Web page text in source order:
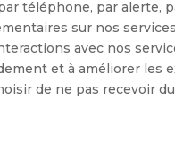
téléphone, par alerte,
sur nos
avec nos
et à améliorer les
de ne pas recevoir